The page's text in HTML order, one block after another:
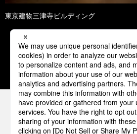
東京建物三津寺ビルディング
1 2 3 4
パナソニックの電気設備